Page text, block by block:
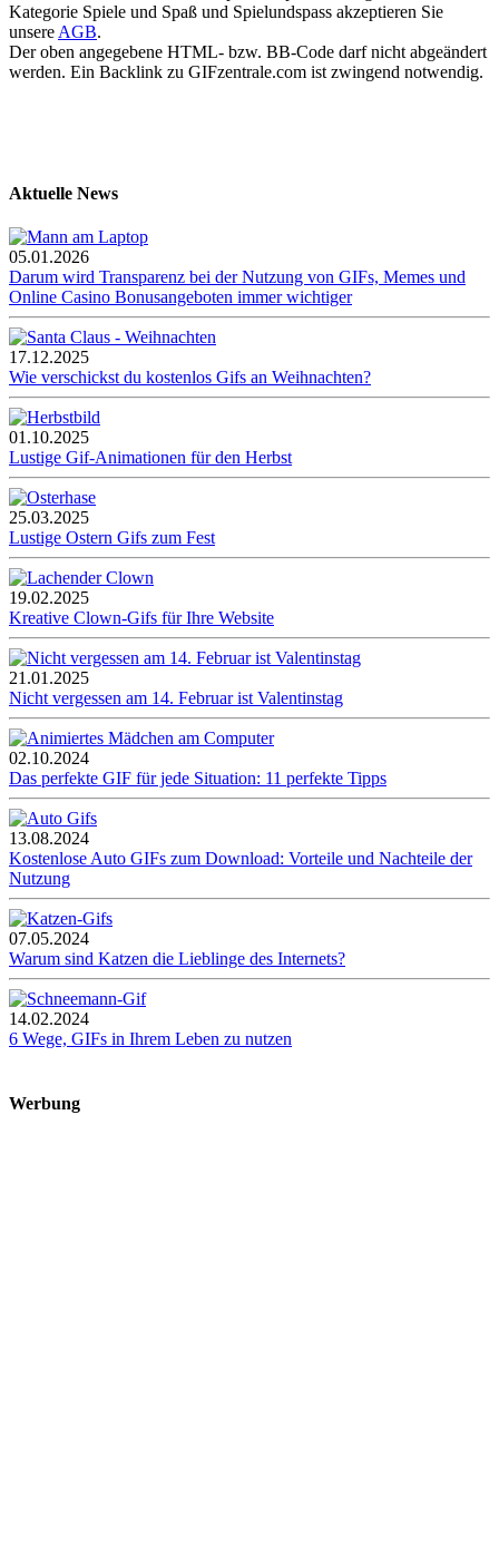
Kategorie Spiele und Spaß und Spielundspass akzeptieren Sie
unsere AGB.
Der oben angegebene HTML- bzw. BB-Code darf nicht abgeändert
werden. Ein Backlink zu GIFzentrale.com ist zwingend notwendig.
Aktuelle News
05.01.2026
Darum wird Transparenz bei der Nutzung von GIFs, Memes und
Online Casino Bonusangeboten immer wichtiger
17.12.2025
Wie verschickst du kostenlos Gifs an Weihnachten?
01.10.2025
Lustige Gif-Animationen für den Herbst
25.03.2025
Lustige Ostern Gifs zum Fest
19.02.2025
Kreative Clown-Gifs für Ihre Website
21.01.2025
Nicht vergessen am 14. Februar ist Valentinstag
02.10.2024
Das perfekte GIF für jede Situation: 11 perfekte Tipps
13.08.2024
Kostenlose Auto GIFs zum Download: Vorteile und Nachteile der
Nutzung
07.05.2024
Warum sind Katzen die Lieblinge des Internets?
14.02.2024
6 Wege, GIFs in Ihrem Leben zu nutzen
Werbung